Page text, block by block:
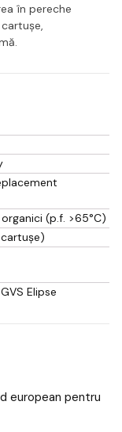
în pereche
(p.f. >65°C)
Elipse
european pentru